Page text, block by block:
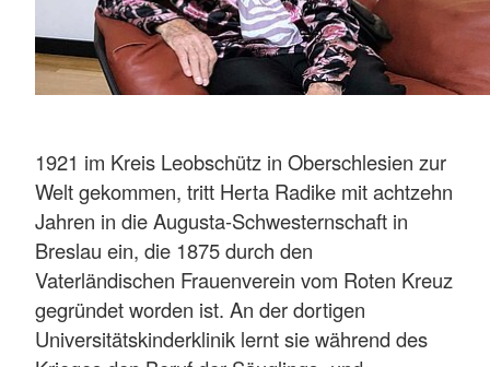
1921 im Kreis Leobschütz in Oberschlesien zur
Welt gekommen, tritt Herta Radike mit achtzehn
Jahren in die Augusta-Schwesternschaft in
Breslau ein, die 1875 durch den
Vaterländischen Frauenverein vom Roten Kreuz
gegründet worden ist. An der dortigen
Universitätskinderklinik lernt sie während des